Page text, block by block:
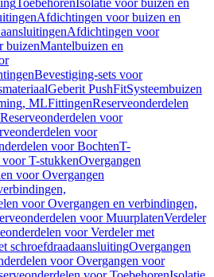
ToebehorenIsolatie voor buizen en
Afdichtingen voor buizen en
Afdichtingen voor
buizenMantelbuizen en
Bevestiging-sets voor
Geberit PushFitSysteembuizen
MLFittingenReserveonderdelen
Reserveonderdelen voor
voor
voor BochtenT-
voor T-stukkenOvergangen
voor Overgangen
voor Overgangen en verbindingen,
voor MuurplatenVerdeler
voor Verdeler met
schroefdraadaansluitingOvergangen
voor Overgangen voor